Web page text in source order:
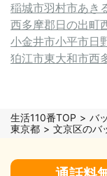
稲城市羽村市あき
西多摩郡日の出町
小金井市小平市日
狛江市東大和市西
生活110番TOP バ
東京都
文京区のバ